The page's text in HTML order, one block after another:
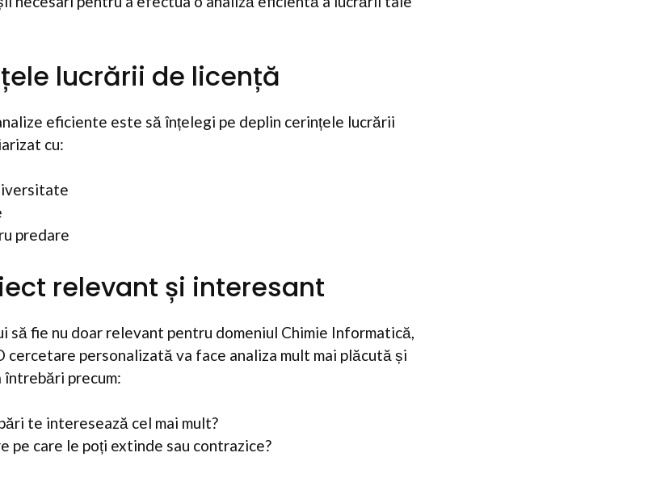
lucrării de licență
eficiente este să înțelegi pe deplin cerințele lucrării
cu:
predare
relevant și interesant
fie nu doar relevant pentru domeniul Chimie Informatică,
cercetare personalizată va face analiza mult mai plăcută și
precum:
te interesează cel mai mult?
pe care le poți extinde sau contrazice?